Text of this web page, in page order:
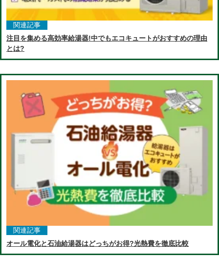
関連記事
注目を集める高効率給湯器!中でもエコキュートがおすすめの理由
とは?
関連記事
オール電化と石油給湯器はどっちがお得?光熱費を徹底比較